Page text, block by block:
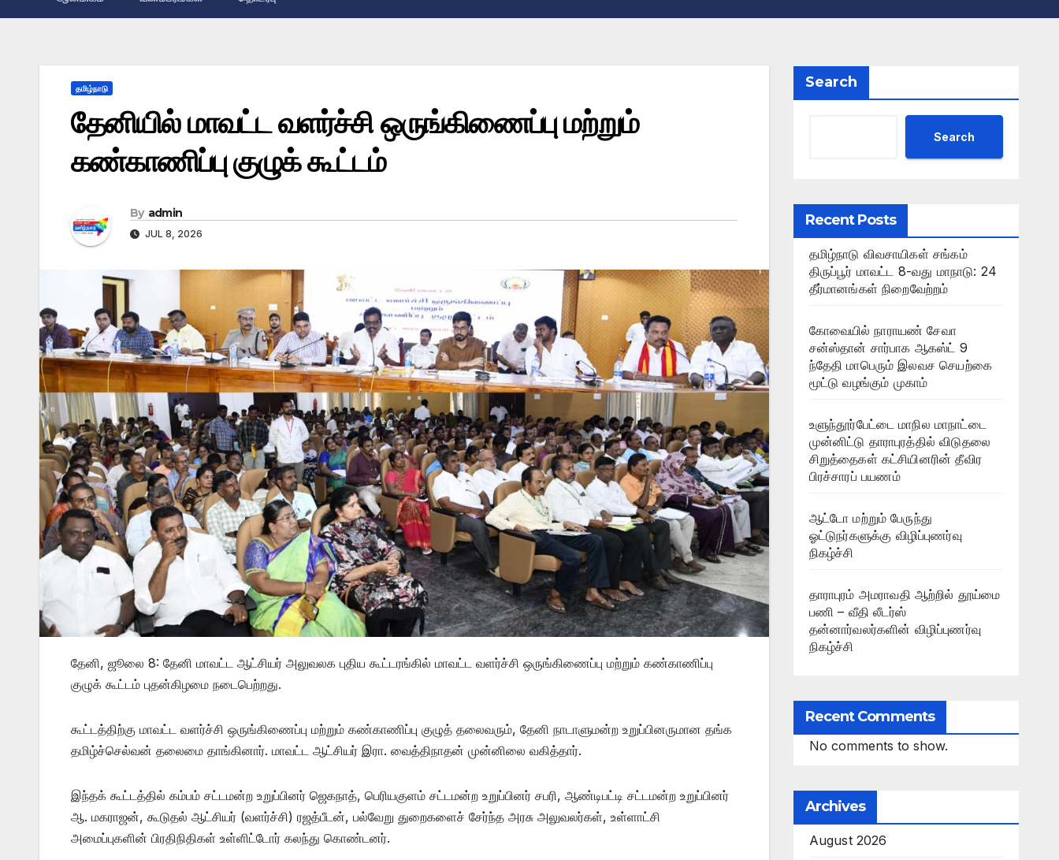
தமிழ்நாடு
தேனியில் மாவட்ட வளர்ச்சி ஒருங்கிணைப்பு மற்றும்
கண்காணிப்பு குழுக் கூட்டம்
By admin
JUL 8, 2026
தேனி, ஜூலை 8: தேனி மாவட்ட ஆட்சியர் அலுவலக புதிய கூட்டரங்கில் மாவட்ட வளர்ச்சி ஒருங்கிணைப்பு மற்றும் கண்காணிப்பு
குழுக் கூட்டம் புதன்கிழமை நடைபெற்றது.
கூட்டத்திற்கு மாவட்ட வளர்ச்சி ஒருங்கிணைப்பு மற்றும் கண்காணிப்பு குழுத் தலைவரும், தேனி நாடாளுமன்ற உறுப்பினருமான தங்க
தமிழ்ச்செல்வன் தலைமை தாங்கினார். மாவட்ட ஆட்சியர் இரா. வைத்திநாதன் முன்னிலை வகித்தார்.
இந்தக் கூட்டத்தில் கம்பம் சட்டமன்ற உறுப்பினர் ஜெகநாத், பெரியகுளம் சட்டமன்ற உறுப்பினர் சபரி, ஆண்டிபட்டி சட்டமன்ற உறுப்பினர்
ஆ. மகராஜன், கூடுதல் ஆட்சியர் (வளர்ச்சி) ரஜத்பீடன், பல்வேறு துறைகளைச் சேர்ந்த அரசு அலுவலர்கள், உள்ளாட்சி
அமைப்புகளின் பிரதிநிதிகள் உள்ளிட்டோர் கலந்து கொண்டனர்.
Search
Search
Recent Posts
தமிழ்நாடு விவசாயிகள் சங்கம்
திருப்பூர் மாவட்ட 8-வது மாநாடு: 24
தீர்மானங்கள் நிறைவேற்றம்
கோவையில் நாராயண் சேவா
சன்ஸ்தான் சார்பாக ஆகஸ்ட் 9
ந்தேதி மாபெரும் இலவச செயற்கை
மூட்டு வழங்கும் முகாம்
உளுந்தூர்பேட்டை மாநில மாநாட்டை
முன்னிட்டு தாராபுரத்தில் விடுதலை
சிறுத்தைகள் கட்சியினரின் தீவிர
பிரச்சாரப் பயணம்
ஆட்டோ மற்றும் பேருந்து
ஓட்டுநர்களுக்கு விழிப்புணர்வு
நிகழ்ச்சி
தாராபுரம் அமராவதி ஆற்றில் தூய்மை
பணி – வீதி லீடர்ஸ்
தன்னார்வலர்களின் விழிப்புணர்வு
நிகழ்ச்சி
Recent Comments
No comments to show.
Archives
August 2026